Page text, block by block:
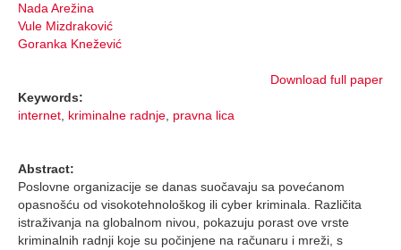
Nada Arežina
Vule Mizdraković
Goranka Knežević
Download full paper
Keywords:
internet, kriminalne radnje, pravna lica
Abstract:
Poslovne organizacije se danas suočavaju sa povećanom
opasnošću od visokotehnološkog ili cyber kriminala. Različita
istraživanja na globalnom nivou, pokazuju porast ove vrste
kriminalnih radnji koje su počinjene na računaru i mreži, s